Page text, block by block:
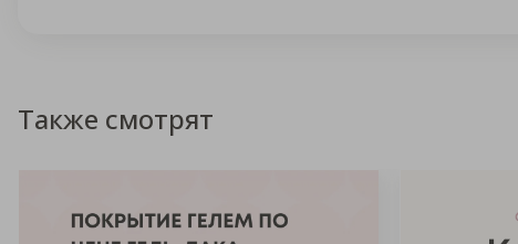
Также смотрят